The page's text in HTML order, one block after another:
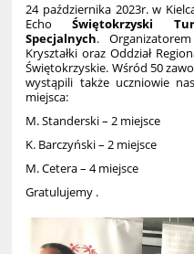
24 października 2023r. w
Echo
Świętokrzyski
Specjalnych.
Kryształki oraz Oddział
Świętokrzyskie. Wśród 50
wystąpili także uczniowie
miejsca:
M. Standerski – 2 miejsce
K. Barczyński – 2 miejsce
M. Cetera – 4 miejsce
Gratulujemy .